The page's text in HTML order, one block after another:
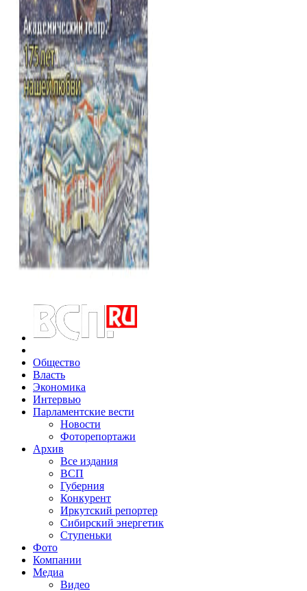
Общество
Власть
Экономика
Интервью
Парламентские вести
Новости
Фоторепортажи
Архив
Все издания
ВСП
Губерния
Конкурент
Иркутский репортер
Сибирский энергетик
Ступеньки
Фото
Компании
Медиа
Видео